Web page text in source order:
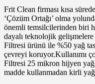
Frit Clean firması kısa
‘Çözüm Ortağı’ olma
önemli temsilcilerinden biri
dayalı teknolojik
Filtresi ürünü ile %50 yağ
çevreyi koruyor.Kullanımı
Filtresi 25 mikron hijyen
madde kullanmadan kirli